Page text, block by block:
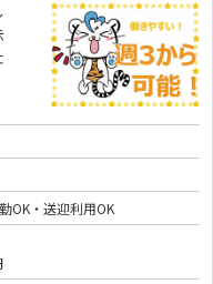
OK・送迎利用OK